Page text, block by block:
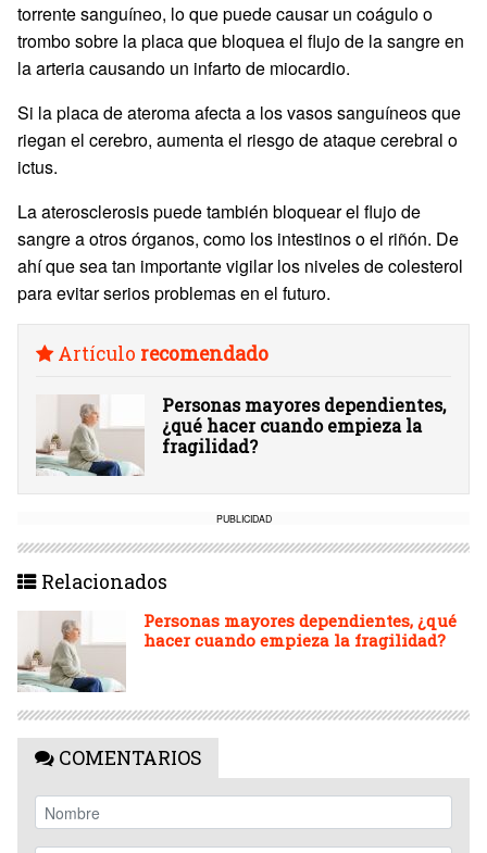
torrente sanguíneo, lo que puede causar un coágulo o
trombo sobre la placa que bloquea el flujo de la sangre en
la arteria causando un infarto de miocardio.
Si la placa de ateroma afecta a los vasos sanguíneos que
riegan el cerebro, aumenta el riesgo de ataque cerebral o
ictus.
La aterosclerosis puede también bloquear el flujo de
sangre a otros órganos, como los intestinos o el riñón. De
ahí que sea tan importante vigilar los niveles de colesterol
para evitar serios problemas en el futuro.
Artículo recomendado
Personas mayores dependientes,
¿qué hacer cuando empieza la
fragilidad?
PUBLICIDAD
Relacionados
Personas mayores dependientes, ¿qué
hacer cuando empieza la fragilidad?
COMENTARIOS